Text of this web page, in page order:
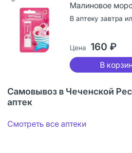
Малиновое
В аптеку завтра
Цена 160 ₽
В
Самовывоз в Чеченской
аптек
Смотреть все аптеки